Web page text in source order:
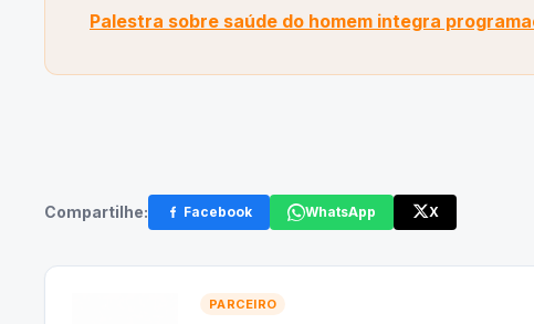
Palestra sobre saúde do homem integra
Compartilhe: Facebook WhatsApp X
PARCEIRO